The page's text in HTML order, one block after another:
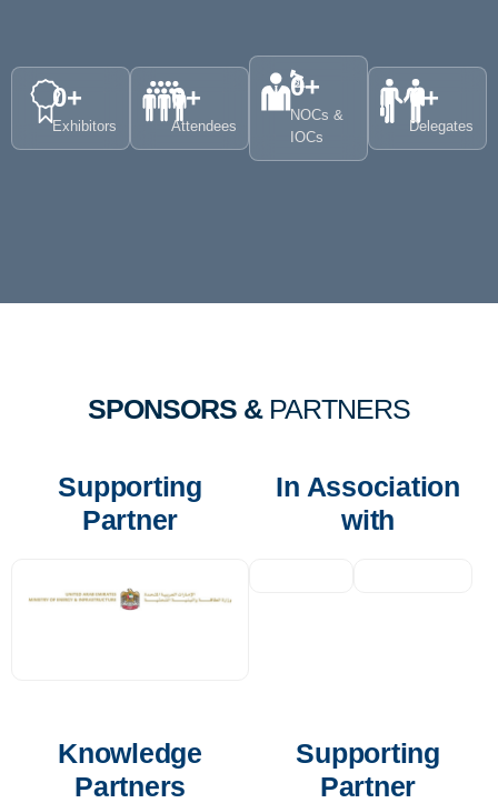
Exhibitors
0+
Attendees
0+
NOCs &
IOCs
0+
Delegates
0+
SPONSORS & PARTNERS
Supporting
Partner
In Association
with
Knowledge
Partners
Supporting
Partner